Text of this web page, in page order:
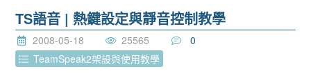
TS語音 | 熱鍵設定與靜音控制教學
2008-05-18 25565
0
TeamSpeak2架設與使用教學